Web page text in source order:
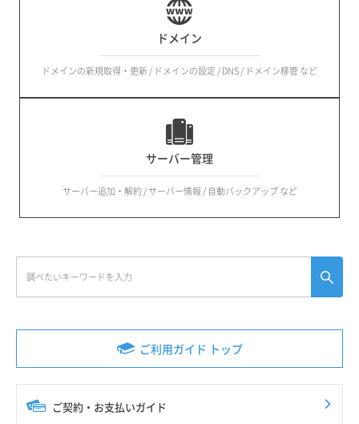
ご利用ガイド トップ
ご契約・お支払いガイド
ドメイン
ドメインの新規取得・更新 / ドメインの設定 / DNS / ドメイン移管 など
サーバー管理
サーバー追加・解約 / サーバー情報 / 自動バックアップ など